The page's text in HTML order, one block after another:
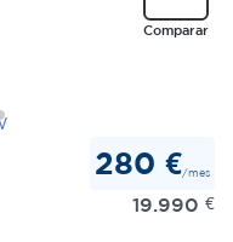
Comparar
280 €/mes
19.990 €